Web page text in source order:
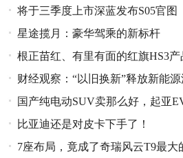
将于三季度上市深蓝发布S05官图
星途揽月：豪华驾乘的新标杆
根正苗红、有里有面的红旗HS3产
看完再说
财经观察：“以旧换新”释放新能
力
国产纯电动SUV卖那么好，起亚
吗？
比亚迪还是对皮卡下手了！
7座布局，竟成了奇瑞风云T9最大